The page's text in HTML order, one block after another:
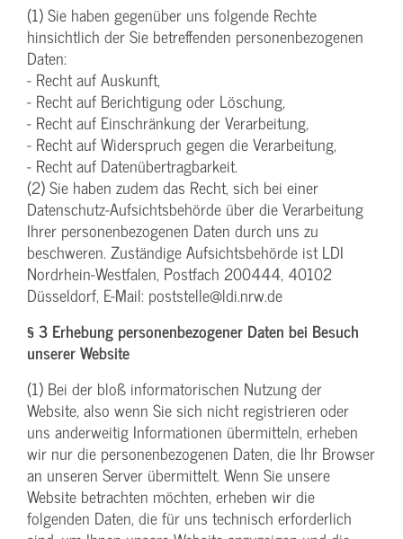
(1) Sie haben gegenüber uns folgende Rechte
hinsichtlich der Sie betreffenden personenbezogenen
Daten:
- Recht auf Auskunft,
- Recht auf Berichtigung oder Löschung,
- Recht auf Einschränkung der Verarbeitung,
- Recht auf Widerspruch gegen die Verarbeitung,
- Recht auf Datenübertragbarkeit.
(2) Sie haben zudem das Recht, sich bei einer
Datenschutz-Aufsichtsbehörde über die Verarbeitung
Ihrer personenbezogenen Daten durch uns zu
beschweren. Zuständige Aufsichtsbehörde ist LDI
Nordrhein-Westfalen, Postfach 200444, 40102
Düsseldorf, E-Mail: poststelle@ldi.nrw.de
§ 3 Erhebung personenbezogener Daten bei Besuch
unserer Website
(1) Bei der bloß informatorischen Nutzung der
Website, also wenn Sie sich nicht registrieren oder
uns anderweitig Informationen übermitteln, erheben
wir nur die personenbezogenen Daten, die Ihr Browser
an unseren Server übermittelt. Wenn Sie unsere
Website betrachten möchten, erheben wir die
folgenden Daten, die für uns technisch erforderlich